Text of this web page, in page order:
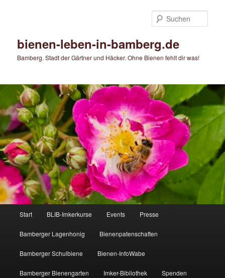
bienen-leben-in-bamberg.de
Bamberg. Stadt der Gärtner und Häcker. Ohne Bienen fehlt dir was!
Start BLIB-Imkerkurse Events Presse
Bamberger Lagenhonig Bienenpatenschaften
Bamberger Schulbiene Bienen-InfoWabe
Bamberger Bienengarten Imker-Bibliothek Spenden